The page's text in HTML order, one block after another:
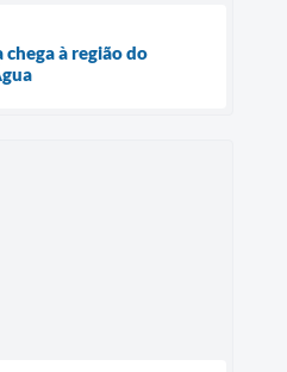
à região do